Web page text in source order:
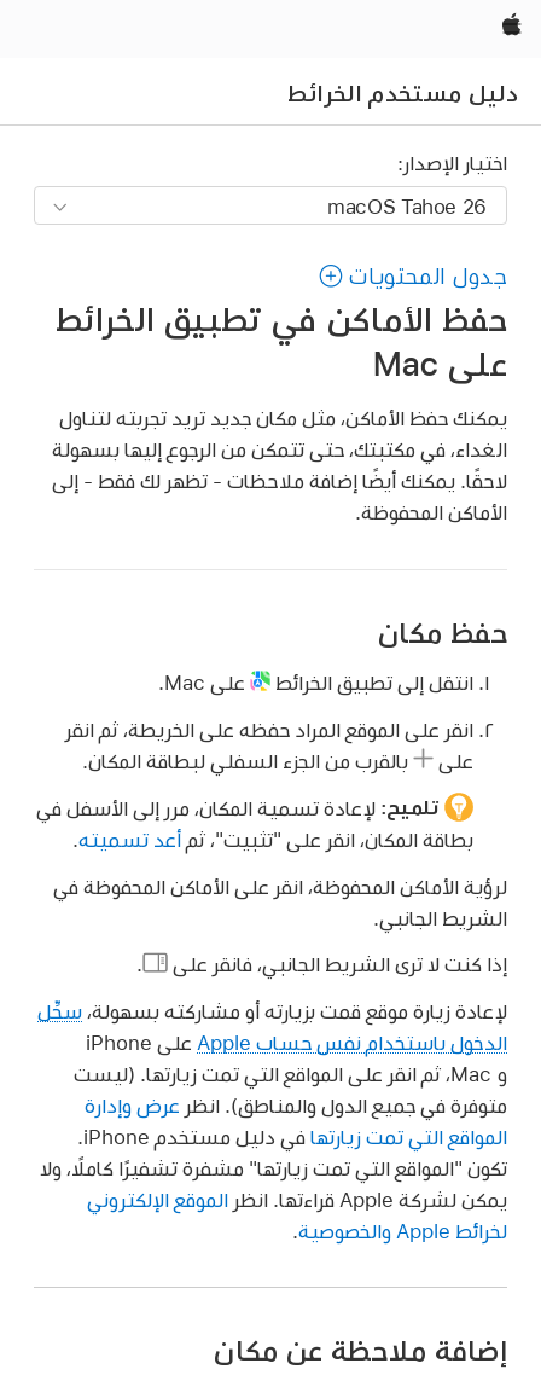
Apple‏
دليل مستخدم الخرائط
اختيار الإصدار:
جدول المحتويات
حفظ الأماكن في تطبيق الخرائط
على Mac
يمكنك حفظ الأماكن، مثل مكان جديد تريد تجربته لتناول
الغداء، في مكتبتك، حتى تتمكن من الرجوع إليها بسهولة
لاحقًا. يمكنك أيضًا إضافة ملاحظات - تظهر لك فقط - إلى
الأماكن المحفوظة.
حفظ مكان
انتقل إلى تطبيق الخرائط على Mac.
انقر على الموقع المراد حفظه على الخريطة، ثم انقر
على
بالقرب من الجزء السفلي لبطاقة المكان.
تلميح: لإعادة تسمية المكان، مرر إلى الأسفل في
بطاقة المكان، انقر على "تثبيت"، ثمأعد تسميته
لرؤية الأماكن المحفوظة، انقر على الأماكن المحفوظة في
الشريط الجانبي.
إذا كنت لا ترى الشريط الجانبي، فانقر على
لإعادة زيارة موقع قمت بزيارته أو مشاركته بسهولة، سجِّل
الدخول باستخدام نفس حساب Apple
على iPhone
و Mac، ثم انقر على المواقع التي تمت زيارتها. (ليست
متوفرة في جميع الدول والمناطق). انظر عرض وإدارة
المواقع التي تمت زيارتها
تكون "المواقع التي تمت زيارتها" مشفرة تشفيرًا كاملًا، ولا
يمكن لشركة Apple قراءتها. انظر
الموقع الإلكتروني
لخرائط Apple والخصوصية
إضافة ملاحظة عن مكان